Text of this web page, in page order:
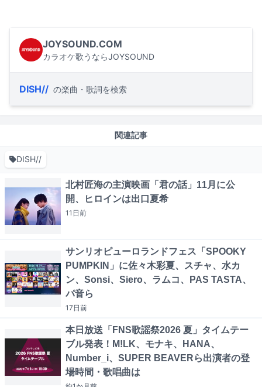
JOYSOUND.COM
カラオケ歌うならJOYSOUND
DISH// の楽曲・歌詞を検索
関連記事
DISH//
北村匠海の主演映画「君の話」11月に公
開、ヒロインは出口夏希
11日前
サンリオピューロランドフェス「SPOOKY
PUMPKIN」に佐々木彩夏、スチャ、水カ
ン、Sonsi、Siero、ラムコ、PAS TASTA、
パ音ら
17日前
本日放送「FNS歌謡祭2026 夏」タイムテー
ブル発表！M!LK、モナキ、HANA、
Number_i、SUPER BEAVERら出演者の登
場時間・歌唱曲は